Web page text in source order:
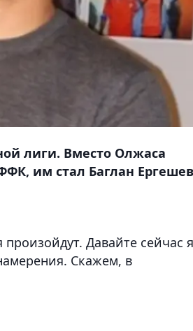
лиги. Вместо Олжаса
им стал Баглан
Давайте сейчас я
Скажем, в